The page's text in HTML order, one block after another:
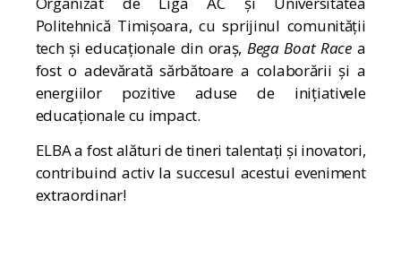
Politehnică Timișoara, cu sprijinul comunității
tech și educaționale din oraș, Bega Boat Racea
fost o adevărată sărbătoare a colaborării și a
energiilor pozitive aduse de inițiativele
educaționale cu impact.
ELBA a fost alături de tineri talentați și inovatori,
contribuind activ la succesul acestui eveniment
extraordinar!